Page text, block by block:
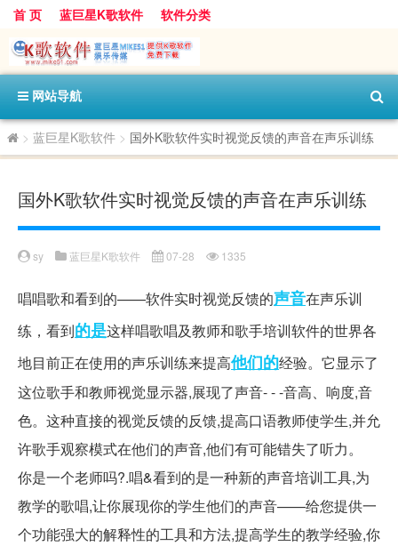
首 页 蓝巨星K歌软件 软件分类
网站导航
> 蓝巨星K歌软件 > 国外K歌软件实时视觉反馈的声音在声乐训练
国外K歌软件实时视觉反馈的声音在声乐训练
sy 蓝巨星K歌软件 07-28 1335
唱唱歌和看到的——软件实时视觉反馈的声音在声乐训
练，看到的是这样唱歌唱及教师和歌手培训软件的世界各
地目前正在使用的声乐训练来提高他们的经验。它显示了
这位歌手和教师视觉显示器,展现了声音- - -音高、响度,音
色。这种直接的视觉反馈的反馈,提高口语教师使学生,并允
许歌手观察模式在他们的声音,他们有可能错失了听力。
你是一个老师吗?.唱&看到的是一种新的声音培训工具,为
教学的歌唱,让你展现你的学生他们的声音——给您提供一
个功能强大的解释性的工具和方法,提高学生的教学经验,你